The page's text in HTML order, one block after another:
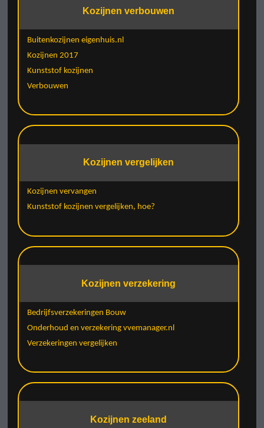
Kozijnen verbouwen
Buitenkozijnen eigenhuis.nl
Kozijnen 2017
Kunststof kozijnen
Verbouwen
Kozijnen vergelijken
Kozijnen vervangen
Kunststof kozijnen vergelijken, hoe?
Kozijnen verzekering
Bedrijfsverzekeringen Bouw
Onderhoud en verzekering vvemanager.nl
Verzekeringen vergelijken
Kozijnen zeeland